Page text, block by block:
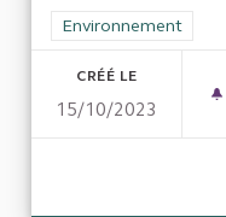
Filtrer les résultats
Environnement
CRÉÉ LE
15/10/2023